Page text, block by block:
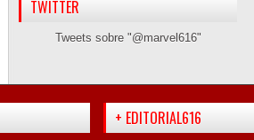
TWITTER
Tweets sobre "@marvel616"
+ EDITORIAL616